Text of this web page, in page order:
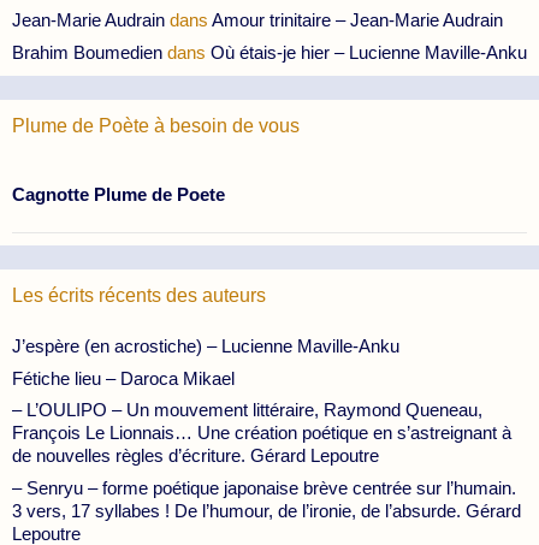
Jean-Marie Audrain dans Amour trinitaire – Jean-Marie Audrain
Brahim Boumedien dans Où étais-je hier – Lucienne Maville-Anku
Plume de Poète à besoin de vous
Cagnotte Plume de Poete
Les écrits récents des auteurs
J’espère (en acrostiche) – Lucienne Maville-Anku
Fétiche lieu – Daroca Mikael
– L’OULIPO – Un mouvement littéraire, Raymond Queneau,
François Le Lionnais… Une création poétique en s’astreignant à
de nouvelles règles d’écriture. Gérard Lepoutre
– Senryu – forme poétique japonaise brève centrée sur l’humain.
3 vers, 17 syllabes ! De l’humour, de l’ironie, de l’absurde. Gérard
Lepoutre